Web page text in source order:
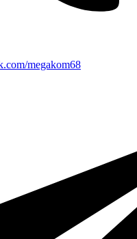
megakom68